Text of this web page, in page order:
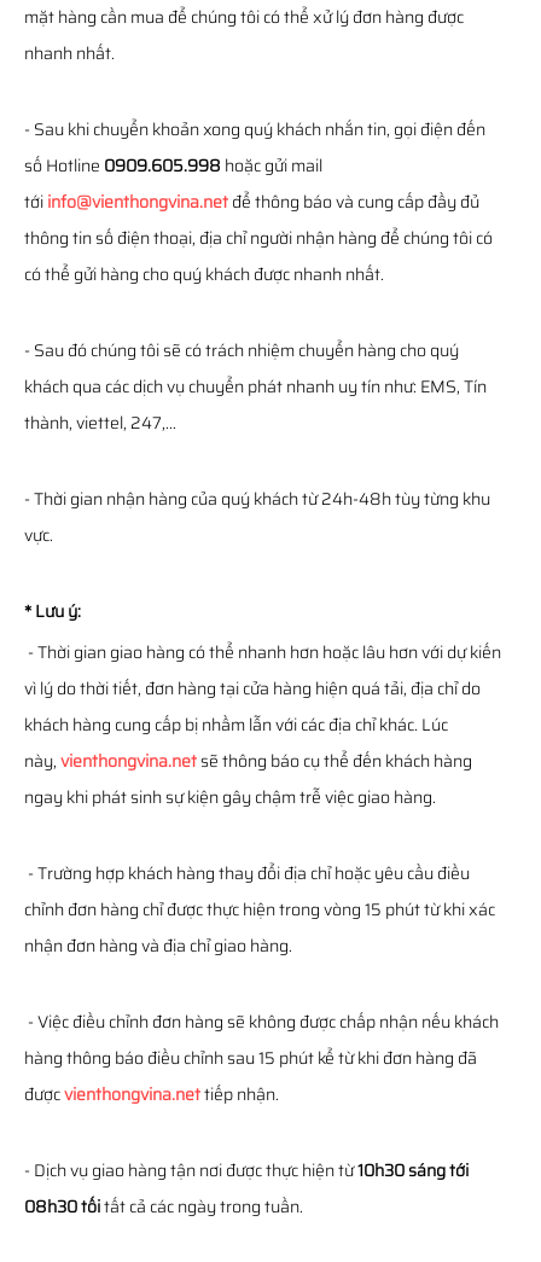
mặt hàng cần mua để chúng tôi có thể xử lý đơn hàng được
nhanh nhất.
- Sau khi chuyển khoản xong quý khách nhắn tin, gọi điện đến
số Hotline 0909.605.998 hoặc gửi mail
tớiinfo@vienthongvina.netđể thông báo và cung cấp đầy đủ
thông tin số điện thoại, địa chỉ người nhận hàng để chúng tôi có
có thể gửi hàng cho quý khách được nhanh nhất.
- Sau đó chúng tôi sẽ có trách nhiệm chuyển hàng cho quý
khách qua các dịch vụ chuyển phát nhanh uy tín như: EMS, Tín
thành, viettel, 247,...
- Thời gian nhận hàng của quý khách từ 24h-48h tùy từng khu
vực.
* Lưu ý:
- Thời gian giao hàng có thể nhanh hơn hoặc lâu hơn với dự kiến
vì lý do thời tiết, đơn hàng tại cửa hàng hiện quá tải, địa chỉ do
khách hàng cung cấp bị nhầm lẫn với các địa chỉ khác. Lúc
này,vienthongvina.netsẽ thông báo cụ thể đến khách hàng
ngay khi phát sinh sự kiện gây chậm trễ việc giao hàng.
- Trường hợp khách hàng thay đổi địa chỉ hoặc yêu cầu điều
chỉnh đơn hàng chỉ được thực hiện trong vòng 15 phút từ khi xác
nhận đơn hàng và địa chỉ giao hàng.
- Việc điều chỉnh đơn hàng sẽ không được chấp nhận nếu khách
hàng thông báo điều chỉnh sau 15 phút kể từ khi đơn hàng đã
đượcvienthongvina.nettiếp nhận.
- Dịch vụ giao hàng tận nơi được thực hiện từ10h30 sáng tới
08h30 tốitất cả các ngày trong tuần.